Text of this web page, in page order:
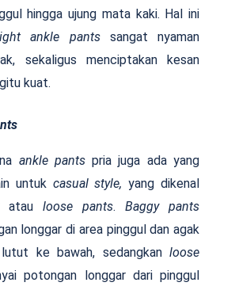
hingga ujung mata kaki. Hal ini
ankle pants sangat nyaman
sekaligus menciptakan kesan
kuat.
ankle pantspria juga ada yang
untuk casual style,yang dikenal
atau loose pants. Baggy pants
longgar di area pinggul dan agak
ke bawah, sedangkan loose
potongan longgar dari pinggul